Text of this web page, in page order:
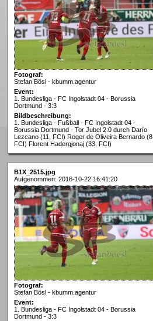
Fotograf:
Stefan Bösl - kbumm.agentur
Event:
1. Bundesliga - FC Ingolstadt 04 - Borussia
Dortmund - 3:3
Bildbeschreibung:
1. Bundesliga - Fußball - FC Ingolstadt 04 -
Borussia Dortmund - Tor Jubel 2:0 durch Darío
Lezcano (11, FCI) Roger de Oliveira Bernardo (8,
FCI) Florent Hadergjonaj (33, FCI)
B1X_2515.jpg
Aufgenommen: 2016-10-22 16:41:20
Fotograf:
Stefan Bösl - kbumm.agentur
Event:
1. Bundesliga - FC Ingolstadt 04 - Borussia
Dortmund - 3:3